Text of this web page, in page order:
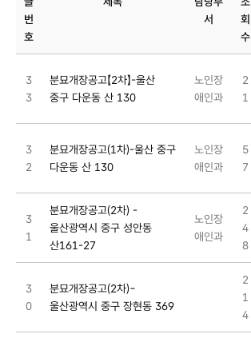
번
호
서
회
수
3
3
분묘개장공고【2차】-울산
중구 다운동 산 130
노인장
애인과
2
1
3
2
분묘개장공고(1차)-울산 중구
다운동 산 130
노인장
애인과
5
7
3
1
분묘개장공고(2차) -
울산광역시 중구 성안동
산161-27
노인장
애인과
2
4
8
3
0
분묘개장공고(2차)-
울산광역시 중구 장현동 369
2
1
4